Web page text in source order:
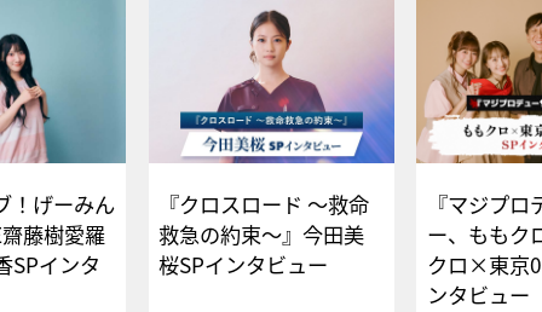
！げーみん
藤樹愛羅
SPインタ
『クロスロード ～救命
救急の約束～』今田美
桜SPインタビュー
『マジプロ
ー、ももク
クロ×東京
ンタビュー